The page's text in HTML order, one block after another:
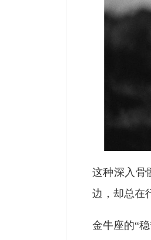
这种深入骨
边，却总在
金牛座的“